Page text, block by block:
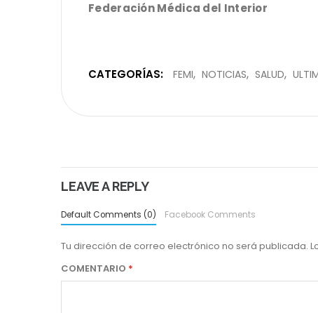
Federación Médica del Interior
CATEGORÍAS: FEMI NOTICIAS SALUD
LEAVE A REPLY
Default Comments (0) Facebook Comments
Tu dirección de correo electrónico no será publicada.
COMENTARIO *